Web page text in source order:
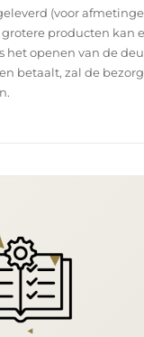
(voor
grotere producten kan
het openen van de
betaalt, zal de